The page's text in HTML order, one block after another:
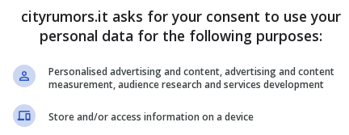
partecipare alla trasmissione diSerena
sera su Rai 3, alla vigilia del 25 aprile. La
un momento di riflessione
ha deciso di cancellare.
cityrumors.it asks for your consent to use your
personal data for the following purposes:
Personalised advertising and content, advertising and content
measurement, audience research and services development
Store and/or access information on a device